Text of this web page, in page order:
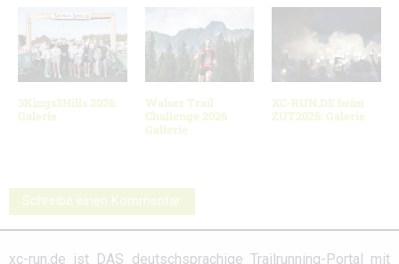
3Kings3Hills 2026:
Galerie
Walser Trail
Challenge 2026
Gallerie
XC-RUN.DE beim
ZUT2026: Galerie
Schreibe einen Kommentar
xc-run.de ist DAS deutschsprachige Trailrunning-Portal mit